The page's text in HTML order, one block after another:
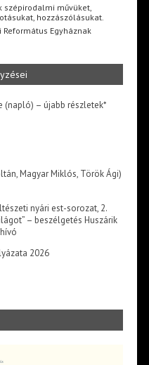
szépirodalmi művüket,
hozzászólásukat.
Egyháznak
(napló) – újabb részletek*
Magyar Miklós, Török Ági)
nyári est-sorozat, 2.
– beszélgetés Huszárik
2026